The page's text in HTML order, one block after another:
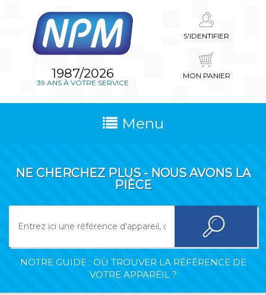
1987/2026
39 ANS À VOTRE SERVICE
S'IDENTIFIER
MON PANIER
Menu
NE CHERCHEZ PLUS - NOUS AVONS LA
PIÈCE
NOTRE GUIDE : OÙ TROUVER LA RÉFÉRENCE DE
VOTRE APPAREIL ?